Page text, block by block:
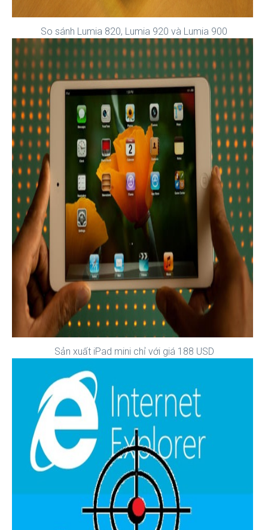
So sánh Lumia 820, Lumia 920 và Lumia 900
Sản xuất iPad mini chỉ với giá 188 USD